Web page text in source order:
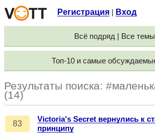
Регистрация Вход
Всё подряд | Все темы
Топ-10 и самые
Результаты поиска:
(14)
83
Victoria's Secret вернулись к
принципу